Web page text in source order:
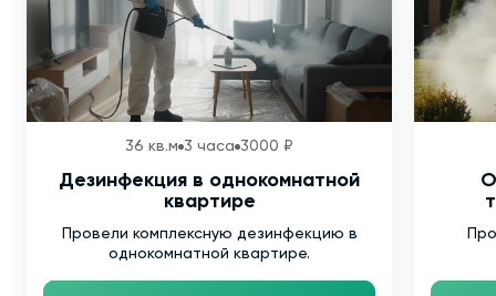
36 кв.м 3 часа 3000 ₽
Дезинфекция в однокомнатной
квартире
Провели комплексную дезинфекцию в
однокомнатной квартире.